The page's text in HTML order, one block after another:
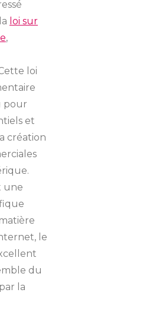
loi sur
,
loi
pour
et
création
une
le
du
la